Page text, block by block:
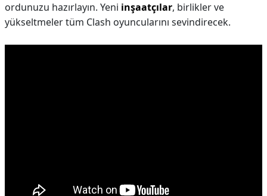
ordunuzu hazırlayın. Yeni inşaatçılar, birlikler ve
yükseltmeler tüm Clash oyuncularını sevindirecek.